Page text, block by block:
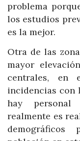
problema
los estudios
es la mejor.
Otra de las
mayor
centrales, en
incidencias con
hay
realmente es